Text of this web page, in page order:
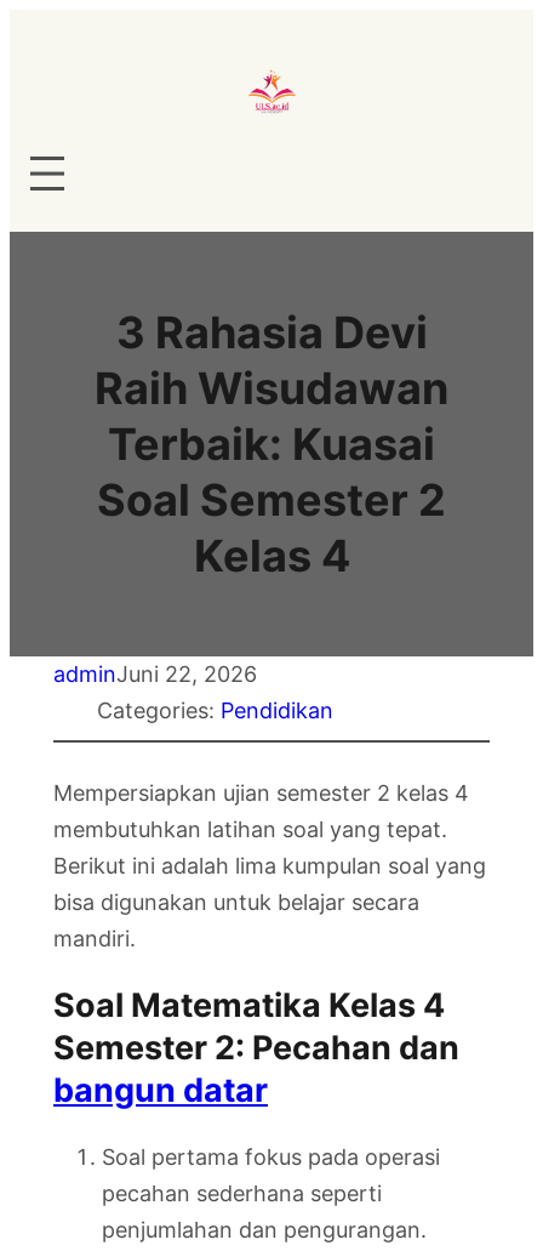
3 Rahasia Devi
Raih Wisudawan
Terbaik: Kuasai
Soal Semester 2
Kelas 4
adminJuni 22, 2026
Categories: Pendidikan
Mempersiapkan ujian semester 2 kelas 4
membutuhkan latihan soal yang tepat.
Berikut ini adalah lima kumpulan soal yang
bisa digunakan untuk belajar secara
mandiri.
Soal Matematika Kelas 4
Semester 2: Pecahan dan
bangun datar
Soal pertama fokus pada operasi
pecahan sederhana seperti
penjumlahan dan pengurangan.